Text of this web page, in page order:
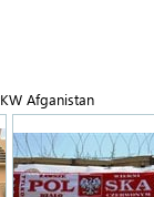
Afganistan